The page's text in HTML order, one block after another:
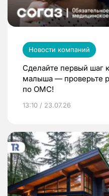
Новости компаний
Сделайте первый шаг
малыша — проверьте
по ОМС!
13:10 / 23.07.26